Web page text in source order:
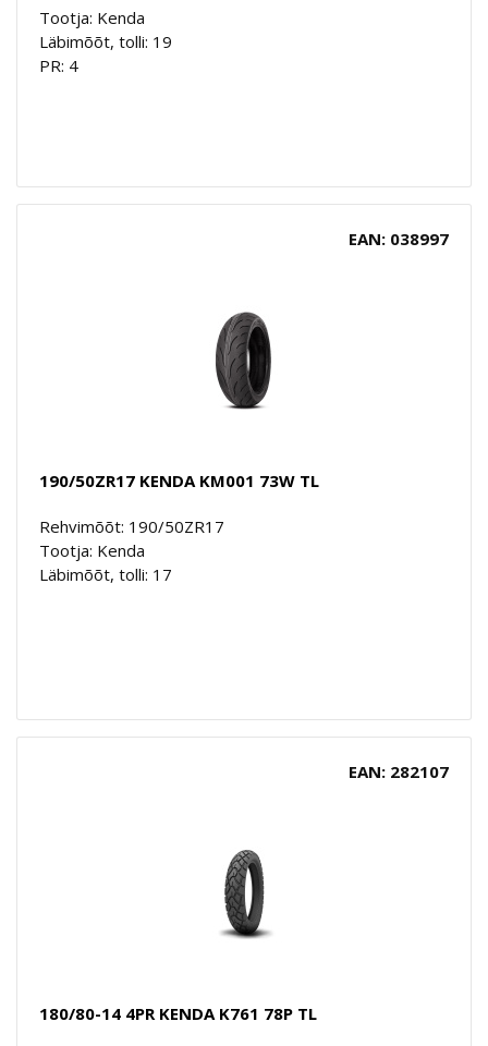
Tootja: Kenda
Läbimõõt, tolli: 19
PR: 4
EAN: 038997
190/50ZR17 KENDA KM001 73W TL
Rehvimõõt: 190/50ZR17
Tootja: Kenda
Läbimõõt, tolli: 17
EAN: 282107
180/80-14 4PR KENDA K761 78P TL